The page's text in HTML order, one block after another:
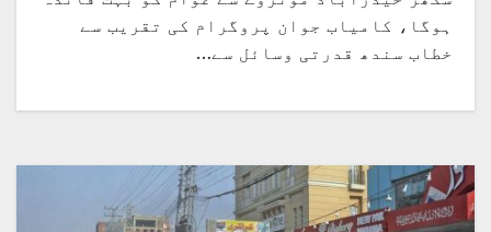
ہوگا، کامیاب جوان پروگرام کی تقریب سے
خطاب سندھ قدرتی وسائل سے…